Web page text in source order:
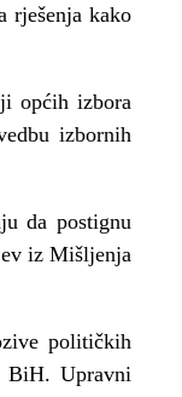
rješenja kako
općih izbora
izbornih
da postignu
iz Mišljenja
političkih
BiH. Upravni